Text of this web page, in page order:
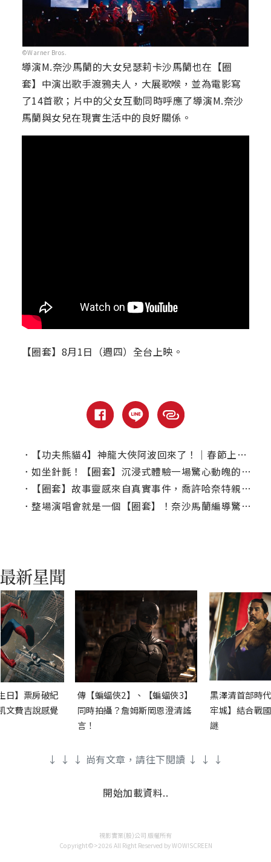
©Warner Bros.
導演M.奈沙馬蘭的大女兒瑟莉卡沙馬蘭也在【圈
套】中演出歌手渡鴉夫人，大展歌喉，並為電影寫
了14首歌；片中的父女互動同時呼應了導演M.奈沙
馬蘭與女兒在現實生活中的良好關係。
【圈套】8月1日（週四）全台上映。
．
【功夫熊貓4】神龍大俠阿波回來了！｜春節上線、電視首播推薦
． 如坐針氈！【圈套】沉浸式體驗一場驚心動魄的演唱會
．
【圈套】故事靈感來自真實事件，喬許哈奈特親臨泰勒絲演唱會體驗粉絲狂熱
． 整場演唱會就是一個【圈套】！奈沙馬蘭編導驚悚新片預告曝
日】票房破紀
文費吉說感覺
傳【蝙蝠俠2】、【蝙蝠俠3】
同時拍攝？詹姆斯岡恩澄清謠
言！
黑澤清首部時
牢城】結合戰
謎
↓ ↓ ↓ 尚有文章，請往下閱讀 ↓ ↓ ↓
開始加載資料..
視影實業(股)公司 版權所有
Copyright©>2026 All Right Reserved by WOW!SCREEN